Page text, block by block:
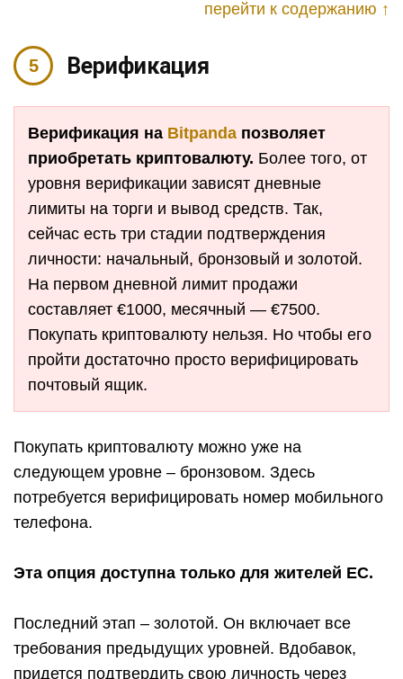
перейти к содержанию ↑
Верификация
Верификация на Bitpanda позволяет
приобретать криптовалюту. Более того, от
уровня верификации зависят дневные
лимиты на торги и вывод средств. Так,
сейчас есть три стадии подтверждения
личности: начальный, бронзовый и золотой.
На первом дневной лимит продажи
составляет €1000, месячный — €7500.
Покупать криптовалюту нельзя. Но чтобы его
пройти достаточно просто верифицировать
почтовый ящик.
Покупать криптовалюту можно уже на
следующем уровне – бронзовом. Здесь
потребуется верифицировать номер мобильного
телефона.
Эта опция доступна только для жителей ЕС.
Последний этап – золотой. Он включает все
требования предыдущих уровней. Вдобавок,
придется подтвердить свою личность через